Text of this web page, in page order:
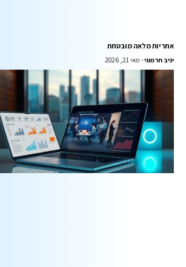
אחריות מלאה מובטחת
יניב חרמוני מאי 21, 2026